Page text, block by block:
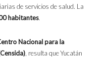
de servicios de salud. La
habitantes.
Nacional para la
, resulta que Yucatán